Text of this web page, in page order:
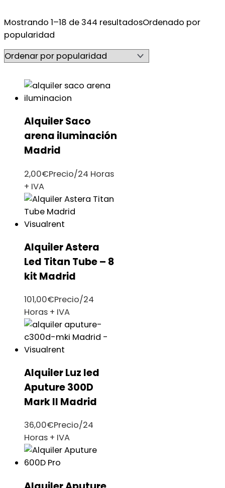
Mostrando 1–18 de 344 resultadosOrdenado por
popularidad
Alquiler Saco
arena iluminación
Madrid
2,00€Precio/24 Horas
+ IVA
Alquiler Astera
Led Titan Tube – 8
kit Madrid
101,00€Precio/24
Horas + IVA
Alquiler Luz led
Aputure 300D
Mark II Madrid
36,00€Precio/24
Horas + IVA